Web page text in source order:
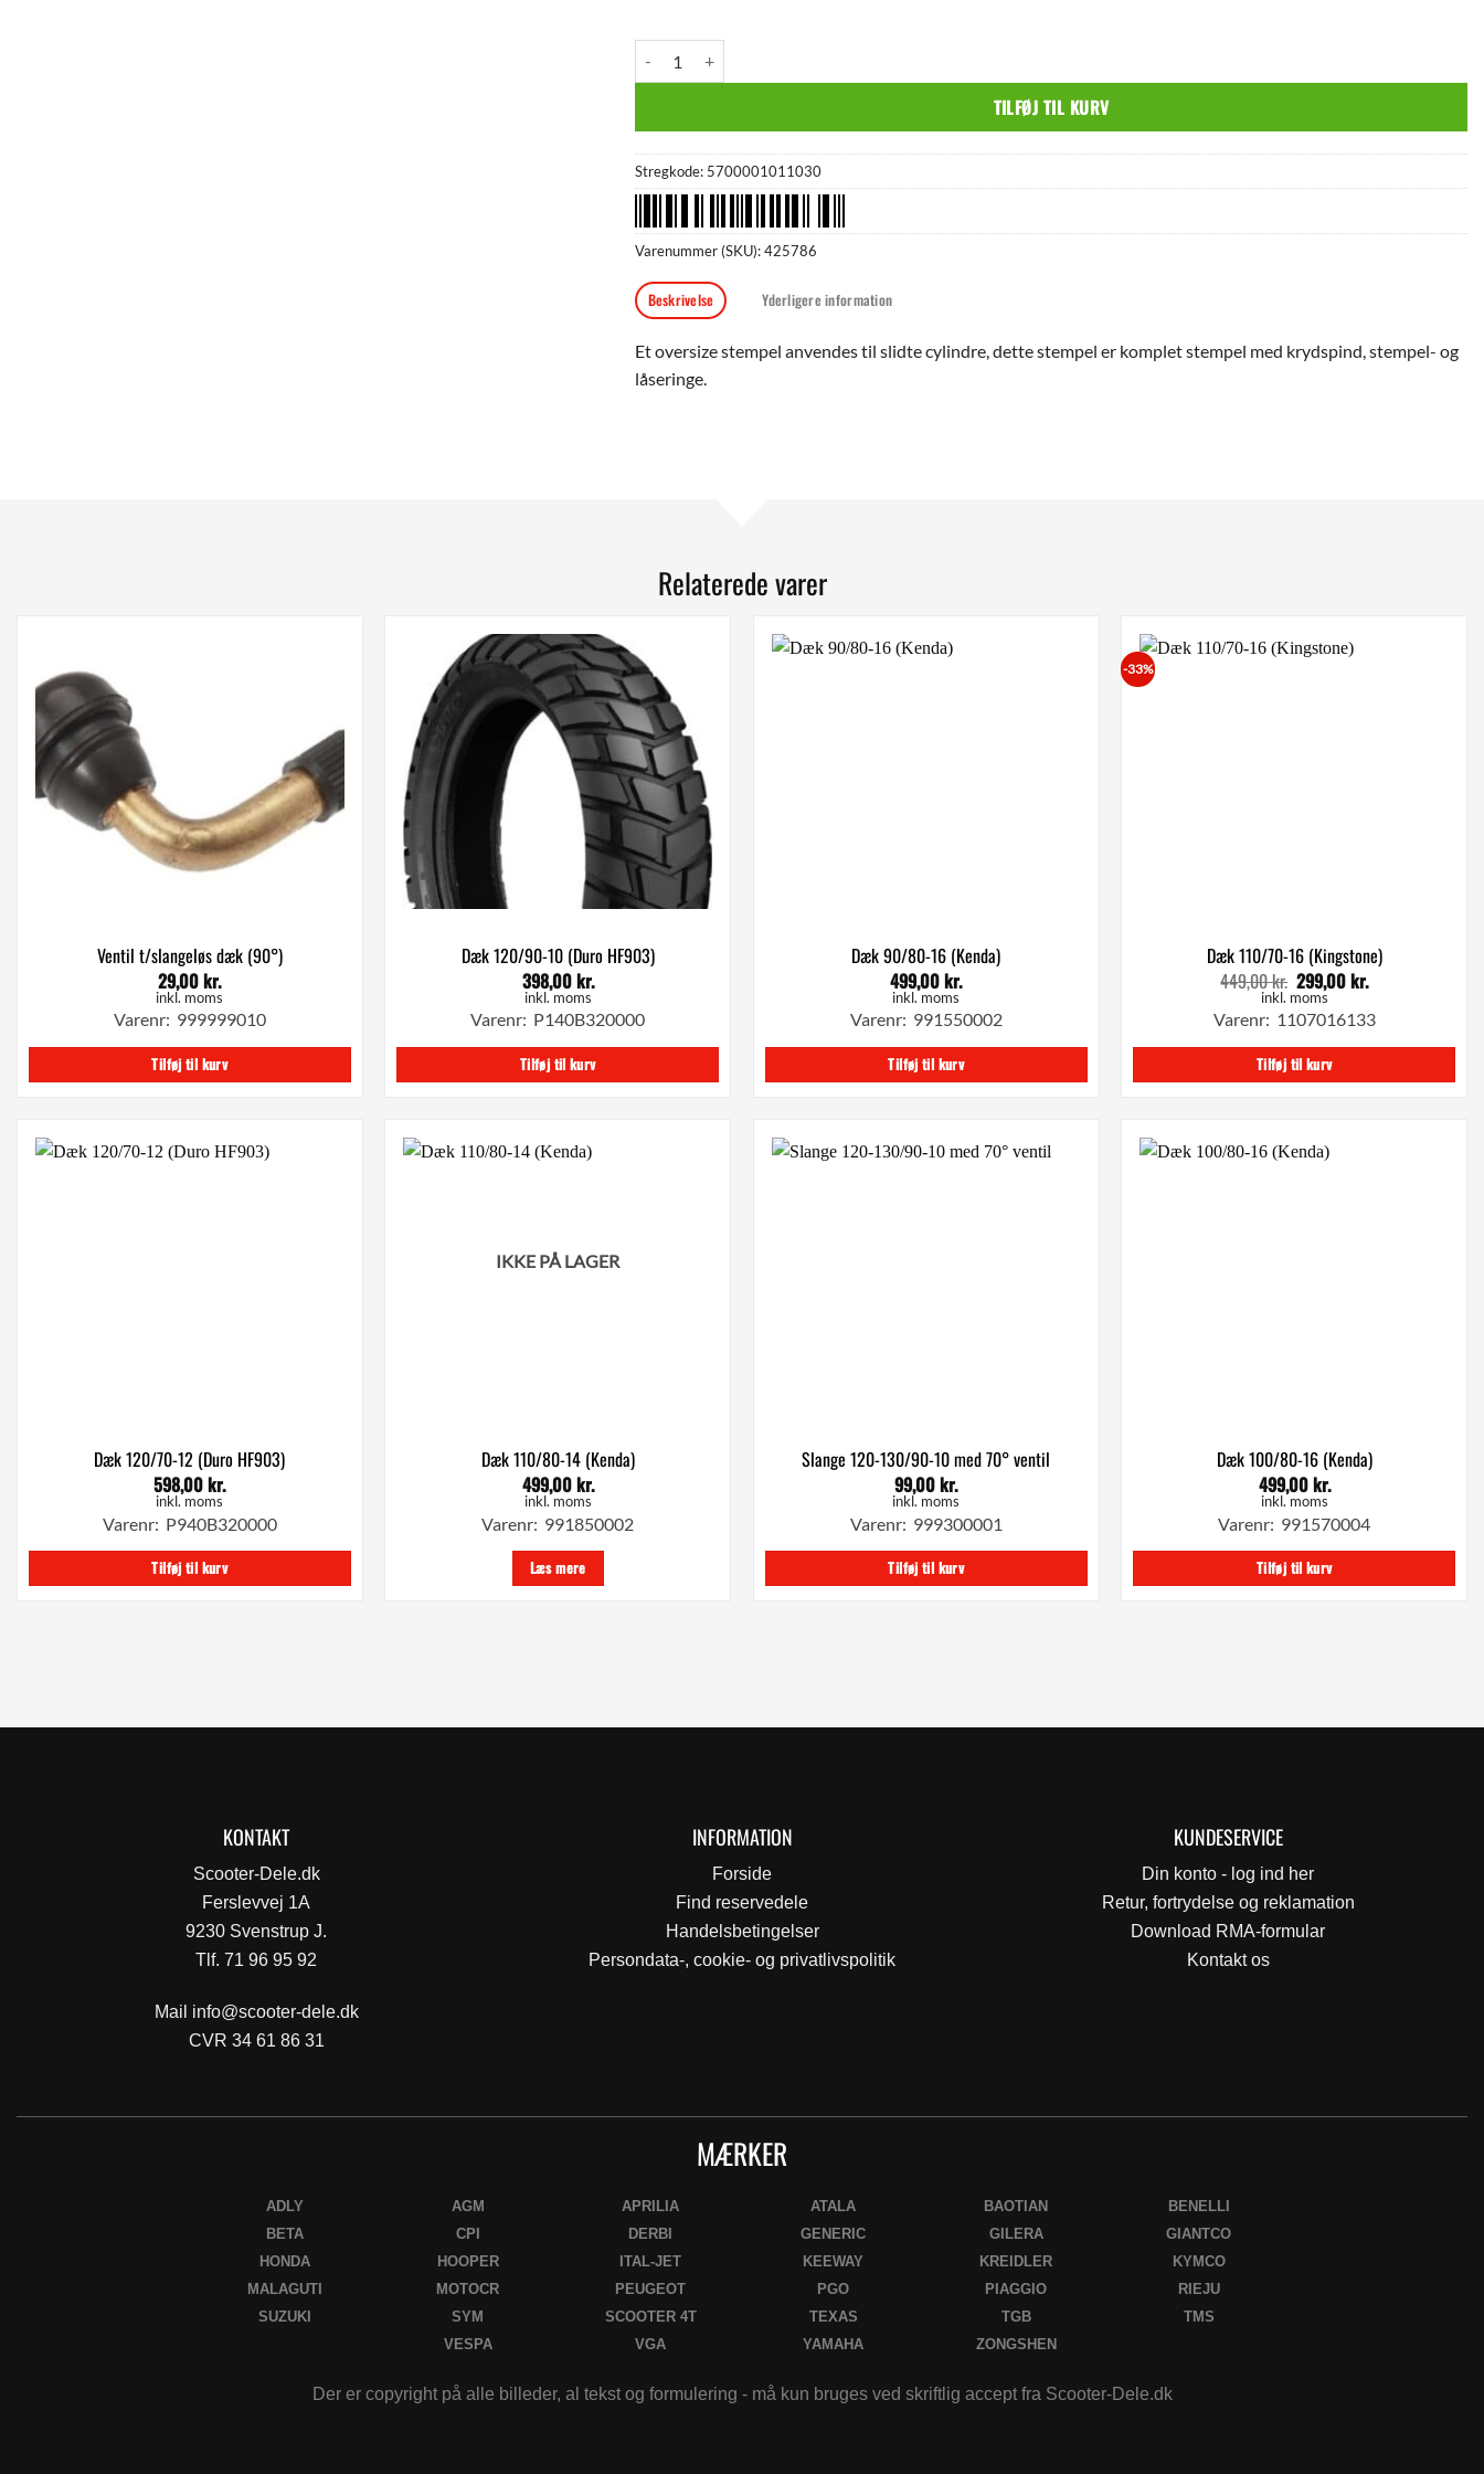
TILFØJ TIL KURV
Stregkode: 5700001011030
Varenummer (SKU):425786
Beskrivelse Yderligere information
Et oversize stempel anvendes til slidte cylindre, dette stempel er komplet stempel med krydspind, stempel- og
låseringe.
Relaterede varer
Ventil t/slangeløs dæk (90°)
29,00kr.
inkl. moms
Varenr: 999999010
Tilføj til kurv
Dæk 120/90-10 (Duro HF903)
398,00kr.
inkl. moms
Varenr: P140B320000
Tilføj til kurv
Dæk 90/80-16 (Kenda)
499,00kr.
inkl. moms
Varenr: 991550002
Tilføj til kurv
-33%
Dæk 110/70-16 (Kingstone)
449,00kr. Den
oprindelige
pris
var:
449,00 kr..
299,00kr.
pris
er:
299,00 kr..
inkl. moms
Varenr: 1107016133
Tilføj til kurv
Dæk 120/70-12 (Duro HF903)
598,00kr.
inkl. moms
Varenr: P940B320000
Tilføj til kurv
IKKE PÅ LAGER
Dæk 110/80-14 (Kenda)
499,00kr.
inkl. moms
Varenr: 991850002
Læs mere
Slange 120-130/90-10 med 70° ventil
99,00kr.
inkl. moms
Varenr: 999300001
Tilføj til kurv
Dæk 100/80-16 (Kenda)
499,00kr.
inkl. moms
Varenr: 991570004
Tilføj til kurv
KONTAKT
Scooter-Dele.dk
Ferslevvej 1A
9230 Svenstrup J.
Tlf. 71 96 95 92
Mail info@scooter-dele.dk
CVR 34 61 86 31
INFORMATION
Forside
Find reservedele
Handelsbetingelser
Persondata-, cookie- og privatlivspolitik
KUNDESERVICE
Din konto - log ind her
Retur, fortrydelse og reklamation
Download RMA-formular
Kontakt os
MÆRKER
ADLY
BETA
HONDA
MALAGUTI
SUZUKI
AGM
CPI
HOOPER
MOTOCR
SYM
VESPA
APRILIA
DERBI
ITAL-JET
PEUGEOT
SCOOTER 4T
VGA
ATALA
GENERIC
KEEWAY
PGO
TEXAS
YAMAHA
BAOTIAN
GILERA
KREIDLER
PIAGGIO
TGB
ZONGSHEN
BENELLI
GIANTCO
KYMCO
RIEJU
TMS
Der er copyright på alle billeder, al tekst og formulering - må kun bruges ved skriftlig accept fra Scooter-Dele.dk